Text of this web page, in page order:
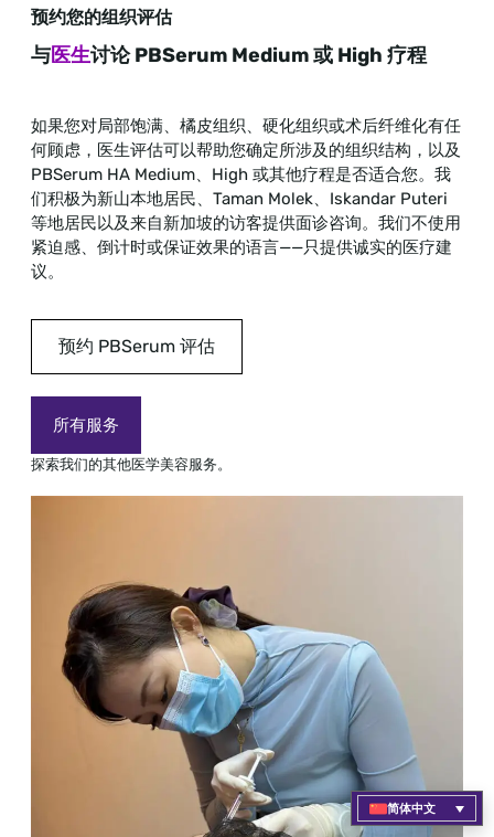
预约您的组织评估
与医生讨论 PBSerum Medium 或 High 疗程
如果您对局部饱满、橘皮组织、硬化组织或术后纤维化有任
何顾虑，医生评估可以帮助您确定所涉及的组织结构，以及
PBSerum HA Medium、High 或其他疗程是否适合您。我
们积极为新山本地居民、Taman Molek、Iskandar Puteri
等地居民以及来自新加坡的访客提供面诊咨询。我们不使用
紧迫感、倒计时或保证效果的语言——只提供诚实的医疗建
议。
预约 PBSerum 评估
所有服务
探索我们的其他医学美容服务。
简体中文